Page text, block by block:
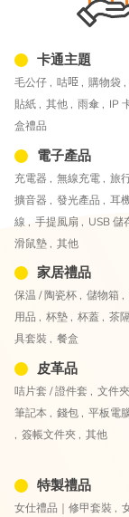
卡通主題
毛公仔 , 咕𠱸 , 購物袋 ,
貼紙 , 其他 , 雨傘 , IP
盒禮品
電子產品
充電器 , 無線充電 , 旅
擴音器 , 發光產品 , 耳
線 , 手提風扇 , USB 儲
滑鼠墊 , 其他
家居禮品
保温 / 陶瓷杯 , 儲物箱 ,
用品 , 杯墊 , 杯蓋 , 茶
具套裝 , 餐盒
皮革品
咭片套 / 證件套 , 文件
筆記本 , 錢包 , 平板電
, 簽帳文件夾 , 其他
特製禮品
女仕禮品｜修甲套裝 ,